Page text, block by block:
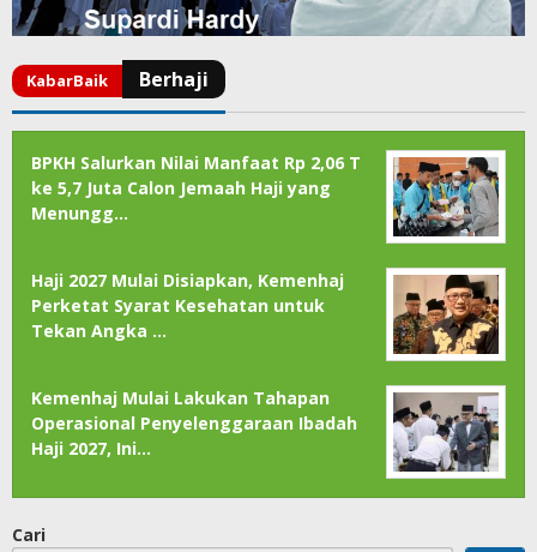
BPKH Salurkan Nilai Manfaat Rp 2,06 T
ke 5,7 Juta Calon Jemaah Haji yang
Menungg…
Haji 2027 Mulai Disiapkan, Kemenhaj
Perketat Syarat Kesehatan untuk
Tekan Angka …
Kemenhaj Mulai Lakukan Tahapan
Operasional Penyelenggaraan Ibadah
Haji 2027, Ini…
Cari